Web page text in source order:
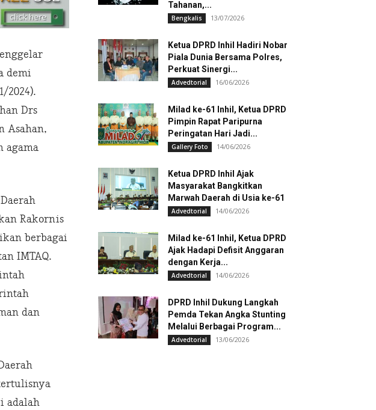
demi
2024).
Drs
Asahan,
agama
Rakornis
berbagai
IMTAQ.
dan
adalah
Tahanan,...
Bengkalis 13/07/2026
Ketua DPRD Inhil Hadiri Nobar
Piala Dunia Bersama Polres,
Perkuat Sinergi...
Advedtorial 16/06/2026
Milad ke-61 Inhil, Ketua DPRD
Pimpin Rapat Paripurna
Peringatan Hari Jadi...
Gallery Foto 14/06/2026
Ketua DPRD Inhil Ajak
Masyarakat Bangkitkan
Marwah Daerah di Usia ke-61
Advedtorial 14/06/2026
Milad ke-61 Inhil, Ketua DPRD
Ajak Hadapi Defisit Anggaran
dengan Kerja...
Advedtorial 14/06/2026
DPRD Inhil Dukung Langkah
Pemda Tekan Angka Stunting
Melalui Berbagai Program...
Advedtorial 13/06/2026